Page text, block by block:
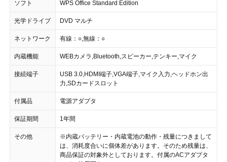
ソフト WPS Office Standard Edition
光学ドライブ DVD マルチ
ネットワーク 有線：○,無線：○
内蔵機能 WEBカメラ,Bluetooth,スピーカー,テンキー,マイク
接続端子
USB 3.0,HDMI端子,VGA端子,マイク入力,ヘッドホン出
力,SDカードスロット
付属品 電源アダプタ
保証期間 1年間
その他
※内蔵バッテリー・内蔵電池の動作・残量につきまして
は、消耗度合いに個体差があります。そのため残量は、
商品保証の対象外としております。付属のACアダプタ